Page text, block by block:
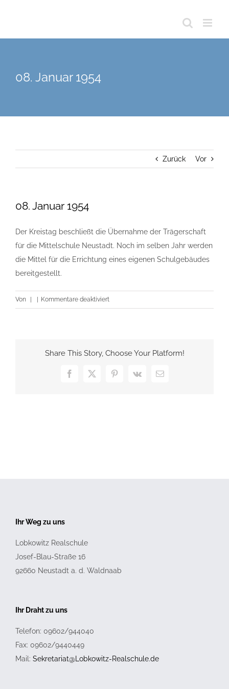
08. Januar 1954
Zurück Vor
08. Januar 1954
Der Kreistag beschließt die Übernahme der Trägerschaft
für die Mittelschule Neustadt. Noch im selben Jahr werden
die Mittel für die Errichtung eines eigenen Schulgebäudes
bereitgestellt.
Von | | Kommentare deaktiviertfür
08.
Share This Story, Choose Your Platform!
Facebook
X Pinterest
Vk
E-
Ihr Weg zu uns
Lobkowitz Realschule
Josef-Blau-Straße 16
92660 Neustadt a. d. Waldnaab
Ihr Draht zu uns
Telefon: 09602/944040
Fax: 09602/9440449
Mail: Sekretariat@Lobkowitz-Realschule.de